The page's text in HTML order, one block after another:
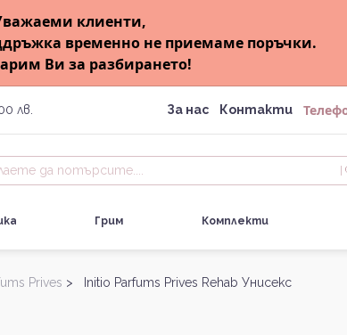
клиенти,
временно не приемаме поръчки.
Ви за разбирането!
лв. За нас Контакти
Грим Комплекти
Prives > Initio Parfums Prives Rehab Унисекс